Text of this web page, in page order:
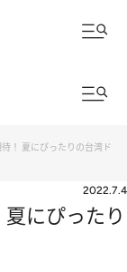
！ 夏にぴったりの台湾ド
2022.7.4
にぴったり